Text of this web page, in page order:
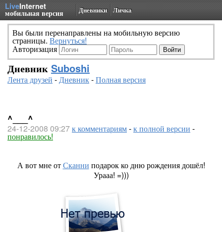
LiveInternet
мобильная версия Дневники Личка
Вы были перенаправлены на мобильную версию
страницы. Вернуться!
Авторизация
Дневник Suboshi
Лента друзей -Дневник-Полная версия
^___^
24-12-2008 09:27к комментариям-к полной версии -
понравилось!
А вот мне отСканни подарок ко дню рождения дошёл!
Урааа! =)))